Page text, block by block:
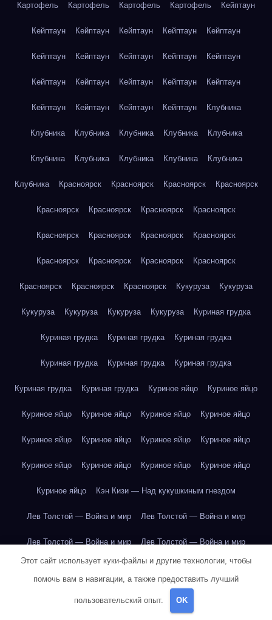
Картофель Картофель Картофель Картофель Кейптаун
Кейптаун Кейптаун Кейптаун Кейптаун Кейптаун
Кейптаун Кейптаун Кейптаун Кейптаун Кейптаун
Кейптаун Кейптаун Кейптаун Кейптаун Кейптаун
Кейптаун Кейптаун Кейптаун Кейптаун Клубника
Клубника Клубника Клубника Клубника Клубника
Клубника Клубника Клубника Клубника Клубника
Клубника Красноярск Красноярск Красноярск Красноярск
Красноярск Красноярск Красноярск Красноярск
Красноярск Красноярск Красноярск Красноярск
Красноярск Красноярск Красноярск Красноярск
Красноярск Красноярск Красноярск Кукуруза Кукуруза
Кукуруза Кукуруза Кукуруза Кукуруза Куриная грудка
Куриная грудка Куриная грудка Куриная грудка
Куриная грудка Куриная грудка Куриная грудка
Куриная грудка Куриная грудка Куриное яйцо Куриное яйцо
Куриное яйцо Куриное яйцо Куриное яйцо Куриное яйцо
Куриное яйцо Куриное яйцо Куриное яйцо Куриное яйцо
Куриное яйцо Куриное яйцо Куриное яйцо Куриное яйцо
Куриное яйцо Кэн Кизи — Над кукушкиным гнездом
Лев Толстой — Война и мир Лев Толстой — Война и мир
Лев Толстой — Война и мир Лев Толстой — Война и мир
Лев Толстой — Война и мир Лев Толстой — Война и мир
Лев Толстой — Война и мир
Этот сайт использует куки-файлы и другие технологии, чтобы
помочь вам в навигации, а также предоставить лучший
пользовательский опыт. OK